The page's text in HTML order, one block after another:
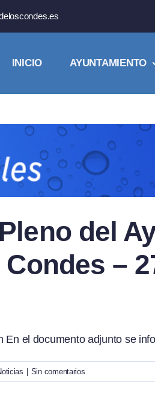
INICIO AYUNTAMIENTO
del
–
el documento adjunto se
Sin comentarios